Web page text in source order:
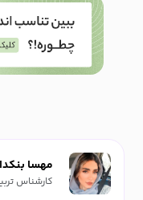
مهسا
کارشناس